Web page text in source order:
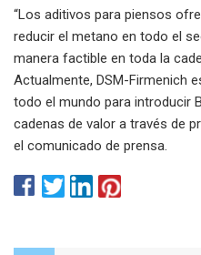
“Los aditivos para piensos
reducir el metano en todo el
manera factible en toda la
Actualmente, DSM-Firmenich
todo el mundo para introducir
cadenas de valor a través de
el comunicado de prensa.